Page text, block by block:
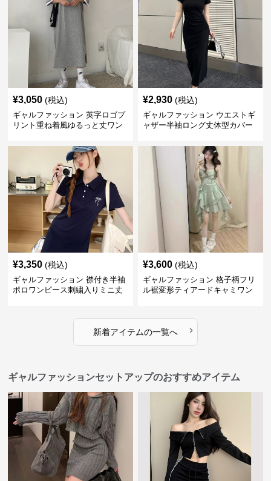
¥3,050 (税込)
ギャルファッション 英字ロゴプ
リント重ね着風ゆるっと丈ワン
¥2,930 (税込)
ギャルファッション ウエストギ
ャザー半袖ロング丈体型カバー
¥3,350 (税込)
ギャルファッション 襟付き半袖
ポロワンピース刺繍入りミニ丈
¥3,600 (税込)
ギャルファッション 格子柄フリ
ル裾変形ティアードキャミワン
新着アイテムの一覧へ ›
ギャルファッションセットアップのおすすめアイテム